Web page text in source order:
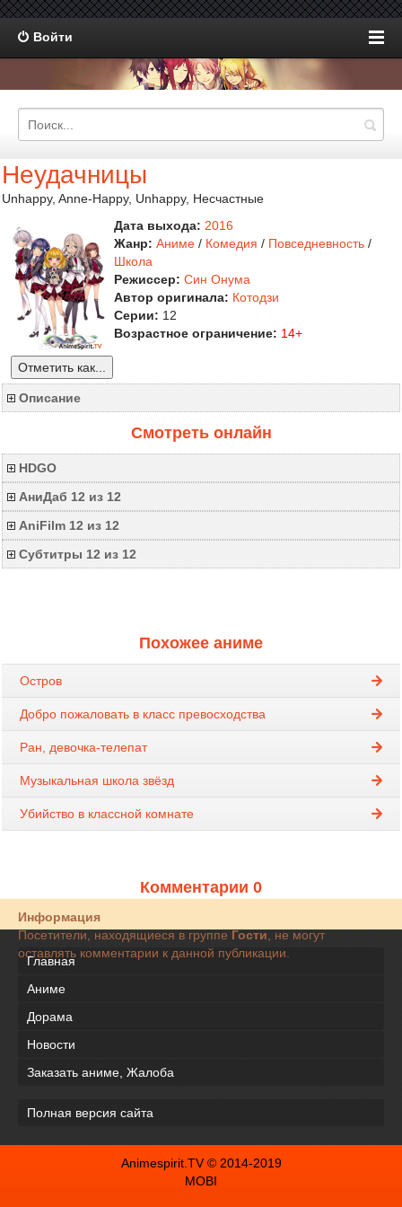
Войти
Неудачницы
Unhappy, Anne-Happy, Unhappy, Несчастные
Дата выхода: 2016
Жанр: Аниме / Комедия / Повседневность /
Школа
Режиссер: Син Онума
Автор оригинала: Котодзи
Серии: 12
Возрастное ограничение: 14+
Отметить как...
Описание
Смотреть онлайн
HDGO
АниДаб 12 из 12
AniFilm 12 из 12
Субтитры 12 из 12
Похожее аниме
Остров
Добро пожаловать в класс превосходства
Ран, девочка-телепат
Музыкальная школа звёзд
Убийство в классной комнате
Комментарии 0
Информация
Посетители, находящиеся в группе Гости , не могут
оставлять комментарии к данной публикации.
Главная
Аниме
Дорама
Новости
Заказать аниме, Жалоба
Полная версия сайта
Animespirit.TV © 2014-2019
MOBI